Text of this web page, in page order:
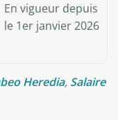
En vigueur depuis
le 1er janvier 2026
Heredia, Salaire